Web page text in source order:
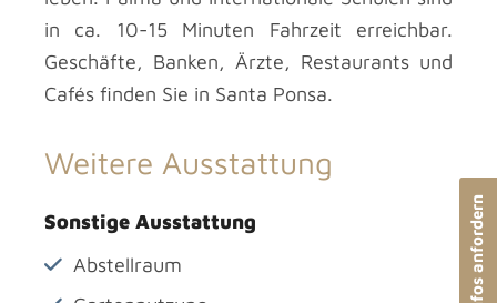
in ca. 10-15 Minuten Fahrzeit erreichbar.
Geschäfte, Banken, Ärzte, Restaurants und
Cafés finden Sie in Santa Ponsa.
Weitere Ausstattung
Sonstige Ausstattung
Abstellraum